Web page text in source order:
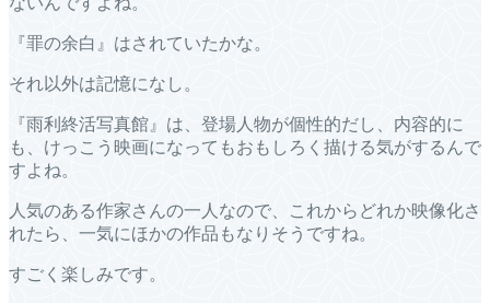
『罪の余白』はされていたかな。
それ以外は記憶になし。
『雨利終活写真館』は、登場人物が個性的だし、内容的に
も、けっこう映画になってもおもしろく描ける気がするんで
すよね。
人気のある作家さんの一人なので、これからどれか映像化さ
れたら、一気にほかの作品もなりそうですね。
すごく楽しみです。